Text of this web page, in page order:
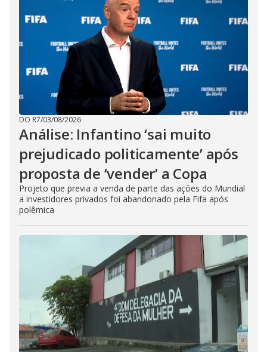
DO R7/03/08/2026
Análise: Infantino ‘sai muito
prejudicado politicamente’ após
proposta de ‘vender’ a Copa
Projeto que previa a venda de parte das ações do Mundial
a investidores privados foi abandonado pela Fifa após
polêmica